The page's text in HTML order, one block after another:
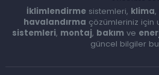
İklimlendirme sistemleri, klima,
havalandırma çözümleriniz için
sistemleri, montaj, bakım ve
güncel bilgiler